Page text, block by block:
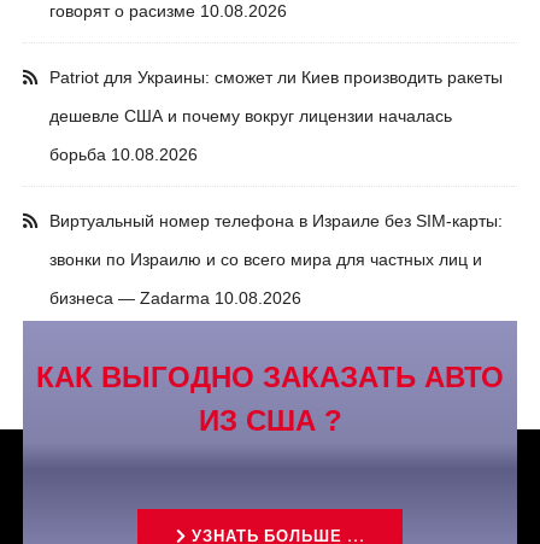
говорят о расизме 10.08.2026
Patriot для Украины: сможет ли Киев производить ракеты
дешевле США и почему вокруг лицензии началась
борьба 10.08.2026
Виртуальный номер телефона в Израиле без SIM-карты:
звонки по Израилю и со всего мира для частных лиц и
бизнеса — Zadarma 10.08.2026
КАК ВЫГОДНО ЗАКАЗАТЬ АВТО
ИЗ США ?
УЗНАТЬ БОЛЬШЕ ...